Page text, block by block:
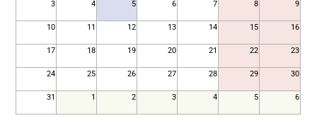
3 4 5 6 7 8 9
10 11 12 13 14 15 16
17 18 19 20 21 22 23
24 25 26 27 28 29 30
31 1 2 3 4 5 6